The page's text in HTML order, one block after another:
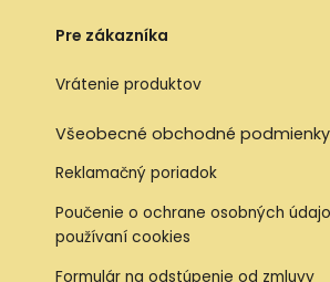
Pre zákazníka
Vrátenie produktov
Všeobecné obchodné podmienky
Reklamačný poriadok
Poučenie o ochrane osobných
používaní cookies
Formulár na odstúpenie od zmluvy